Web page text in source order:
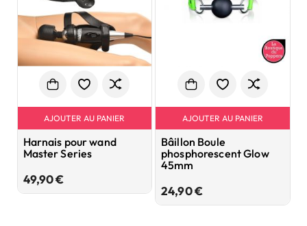
AJOUTER AU PANIER
Harnais pour wand
Master Series
49,90 €Prix
AJOUTER AU PANIER
Bâillon Boule
phosphorescent Glow
45mm
24,90 €Prix